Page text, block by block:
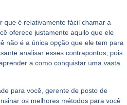
que é relativamente fácil chamar a
oferece justamente aquilo que ele
não é a única opção que ele tem para
analisar esses contrapontos, pois
a como conquistar uma vasta
para você, gerente de posto de
os melhores métodos para você